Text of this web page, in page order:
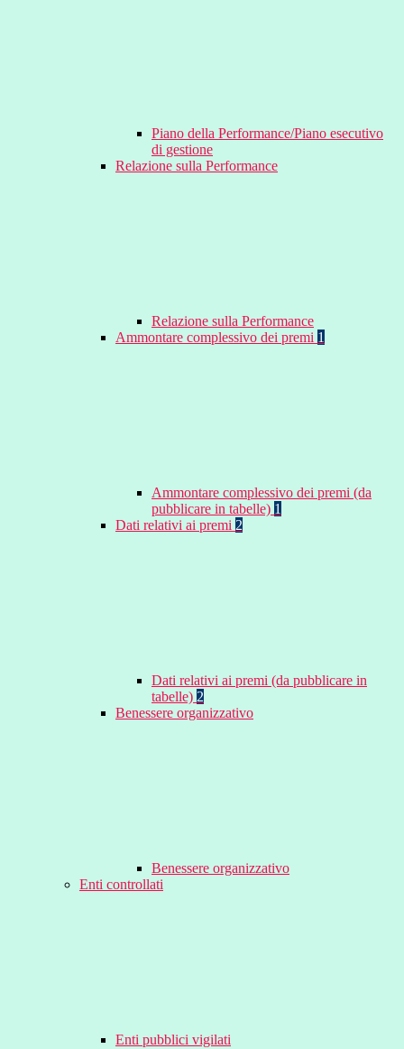
Piano della Performance/Piano esecutivo
di gestione
Relazione sulla Performance
Relazione sulla Performance
Ammontare complessivo dei premi 1
Ammontare complessivo dei premi (da
pubblicare in tabelle) 1
Dati relativi ai premi 2
Dati relativi ai premi (da pubblicare in
tabelle) 2
Benessere organizzativo
Benessere organizzativo
Enti controllati
Enti pubblici vigilati